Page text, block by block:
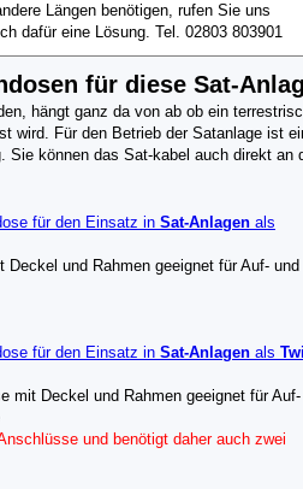
Längen benötigen, rufen Sie uns
dafür eine Lösung. Tel. 02803 803901
für diese Sat-
hängt ganz da von ab ob ein
wird. Für den Betrieb der Satanlage ist
Sie können das Sat-kabel auch direkt an
für den Einsatz in Sat-Anlagen als
Deckel und Rahmen geeignet für Auf- und
für den Einsatz in Sat-Anlagen als
mit Deckel und Rahmen geeignet für Auf-
und benötigt daher auch zwei